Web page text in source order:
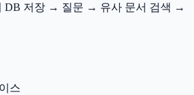
저장 → 질문 → 유사 문서 검색 →
스